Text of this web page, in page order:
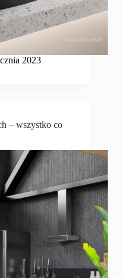
2023
– wszystko co